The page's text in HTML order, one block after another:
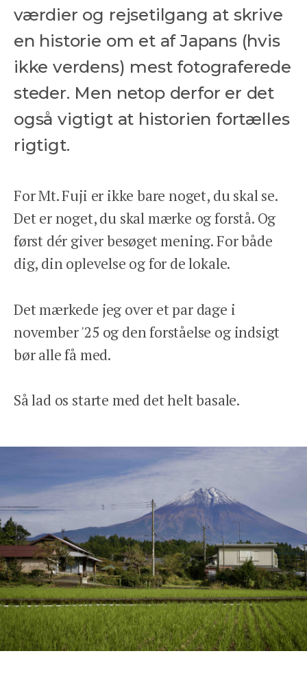
værdier og rejsetilgang at skrive
en historie om et af Japans (hvis
ikke verdens) mest fotograferede
steder. Men netop derfor er det
også vigtigt at historien fortælles
rigtigt.
For Mt. Fuji er ikke bare noget, du skal se.
Det er noget, du skal mærke og forstå. Og
først dér giver besøget mening. For både
dig, din oplevelse og for de lokale.
Det mærkede jeg over et par dage i
november '25 og den forståelse og indsigt
bør alle få med.
Så lad os starte med det helt basale.
Tlf: 78 78 89 89
Åbent man-fre 9-17
We Travel Aps
Prinsesse Maries Allé 17, 1. tv
1908 Frb. C
Email: contact@wetravel.dk
CVR: 39166372